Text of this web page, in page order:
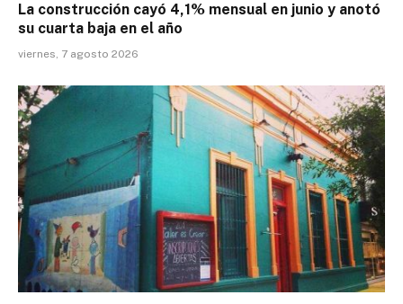
La construcción cayó 4,1% mensual en junio y anotó
su cuarta baja en el año
viernes, 7 agosto 2026